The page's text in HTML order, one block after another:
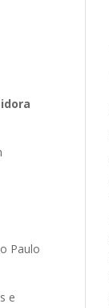
Paulo
e